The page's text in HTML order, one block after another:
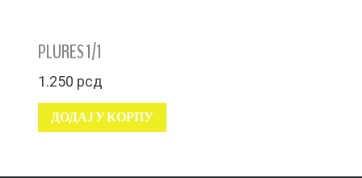
PLURES 1/1
1.250 рсд
ДОДАЈ У КОРПУ